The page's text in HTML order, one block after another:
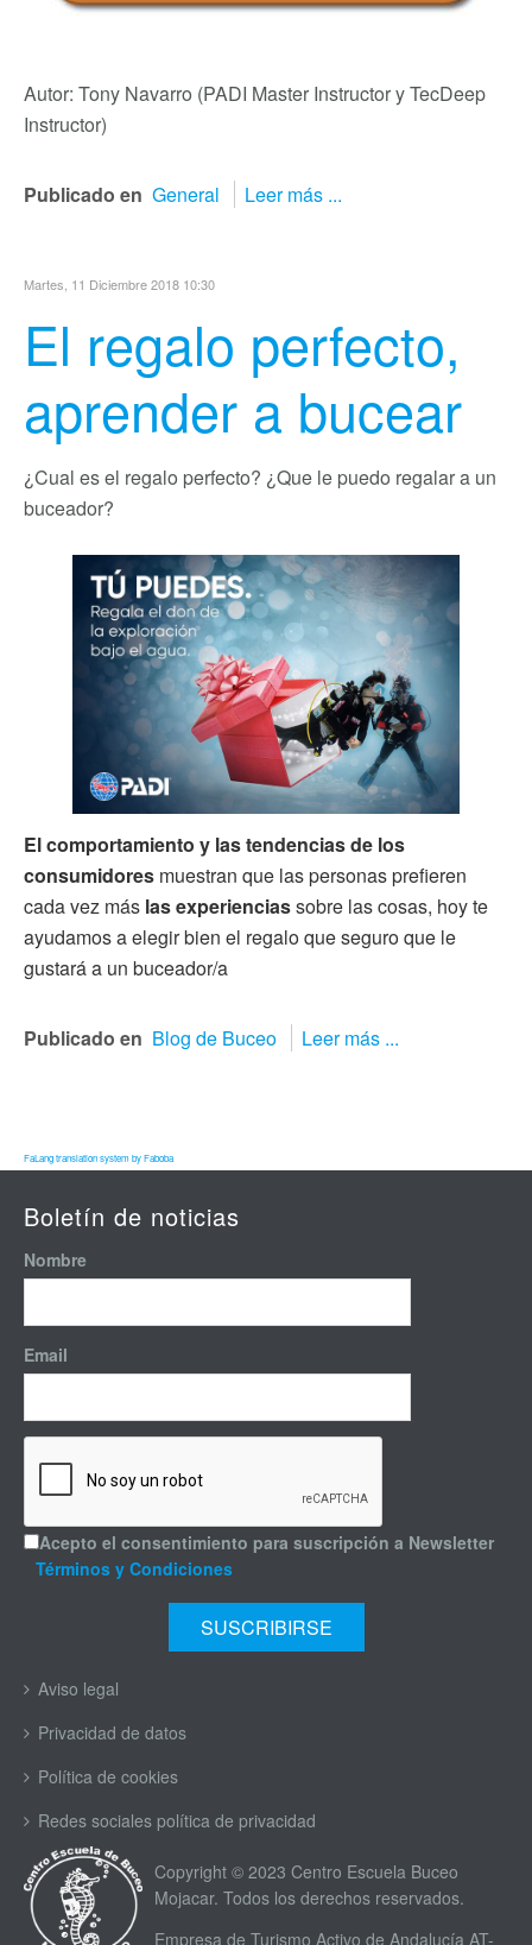
Autor: Tony Navarro (PADI Master Instructor y TecDeep
Instructor)
Publicado en General Leer más ...
Martes, 11 Diciembre 2018 10:30
El regalo perfecto,
aprender a bucear
¿Cual es el regalo perfecto? ¿Que le puedo regalar a un
buceador?
El comportamiento y las tendencias de los
consumidores muestran que las personas prefieren
cada vez más las experienciassobre las cosas, hoy te
ayudamos a elegir bien el regalo que seguro que le
gustará a un buceador/a
Publicado en Blog de Buceo Leer más ...
FaLang translation system by Faboba
Boletín de noticias
Nombre
Email
Acepto el consentimiento para suscripción a Newsletter
Términos y Condiciones
Aviso legal
Privacidad de datos
Política de cookies
Redes sociales política de privacidad
Copyright © 2023 Centro Escuela Buceo
Mojacar. Todos los derechos reservados.
Empresa de Turismo Activo de Andalucía AT-